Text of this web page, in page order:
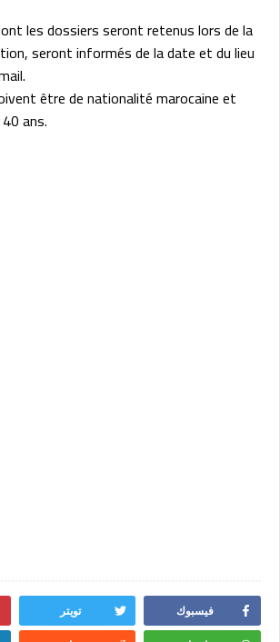
les dossiers seront retenus lors de la
seront informés de la date et dulieu
être de nationalité marocaine et
ans.
فيسبوك تويتر